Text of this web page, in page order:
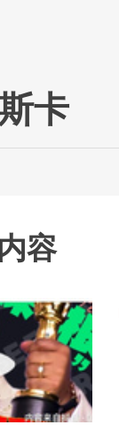
卡
容